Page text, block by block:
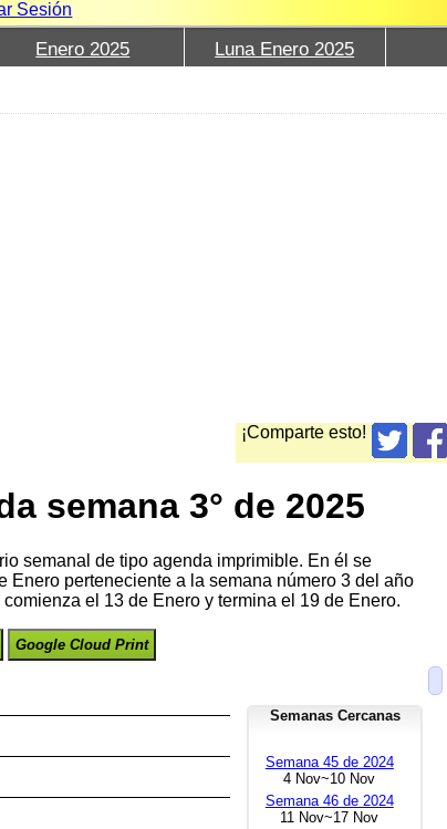
Sesión
Enero 2025 Luna Enero 2025
¡Comparte esto!
semana 3° de 2025
semanal de tipo agenda imprimible. En él se
Enero perteneciente a la semana número 3 del año
el 13 de Enero y termina el 19 de Enero.
Google Cloud Print
Semanas Cercanas
Semana 45 de 2024
4 Nov~10 Nov
Semana 46 de 2024
11 Nov~17 Nov